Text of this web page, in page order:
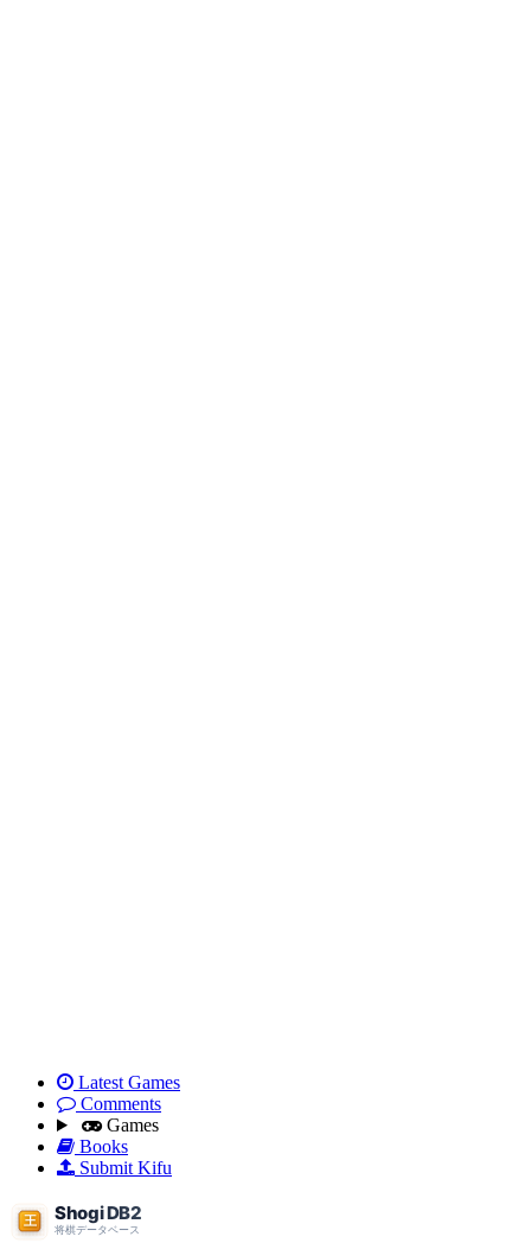
Latest Games
Comments
Games
Books
Submit Kifu